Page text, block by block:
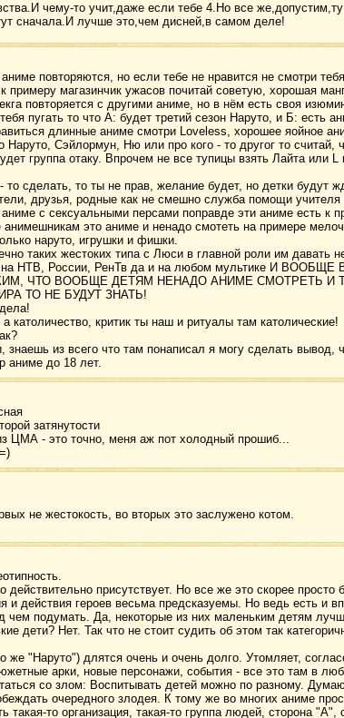
чему-то учит,даже если тебе 4.Но все
сначала.И лучше это,чем дисней,в самом деле!
повторяются, но если тебе не нравится не смотри
к примеру магазинчик ужасов почитай советую, хорошая
повторяется с другими аниме, но в нём есть своя
пугать то что А: будет третий сезон Наруто, и Б: есть
длинные аниме смотри Loveless, хорошее яойное
Наруто, Сэйлормун, Ню или про кого - то другог то считай,
группа отаку. Впрочем не все тупицы взять Лайта или
то сделать, то ты не прав, желание будет, но детки будут
друзья, родные как не смешно служба помощи учителя
с сексуальными персами поправде эти аниме есть к
анимешникам это аниме и ненадо смотеть на примере
наруто, игрушки и фишки.
таких жестоких типа с Люси в главной роли им давать
на НТВ, России, РенТв да и на любом мультике И
ЧТО ВООБЩЕ ДЕТЯМ НЕНАДО АНИМЕ СМОТРЕТЬ И
ТО НЕ БУДУТ ЗНАТЬ!
католичество, критик ты наш и ритуалы там католические!
из всего что там понаписал я могу сделать вывод,
аниме до 18 лет.
затянутости
ЦМА - это точно, меня аж пот холодный прошиб...
не жестокость, во вторых это заслужено котом.
действительно присутствует. Но все же это скорее просто
и действия героев весьма предсказуемы. Но ведь есть и
чем подумать. Да, некоторые из них маленьким детям
дети? Нет. Так что не стоит судить об этом так
же "Наруто") длятся очень и очень долго. Утомляет,
арки, новые персонажи, события - все это там в
со злом: Воспитывать детей можно по разному.
очередного злодея. К тому же во многих аниме
такая-то организация, такая-то группа людей, сторона